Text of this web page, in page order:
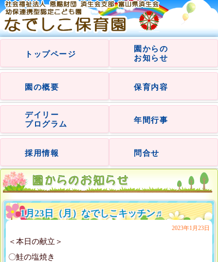
トップページ
園からの
お知らせ
園の概要 保育内容
デイリー
プログラム
年間行事
採用情報 問合せ
1月23日（月）なでしこキッチン♬
2023年1月23日
＜本日の献立＞
〇鮭の塩焼き